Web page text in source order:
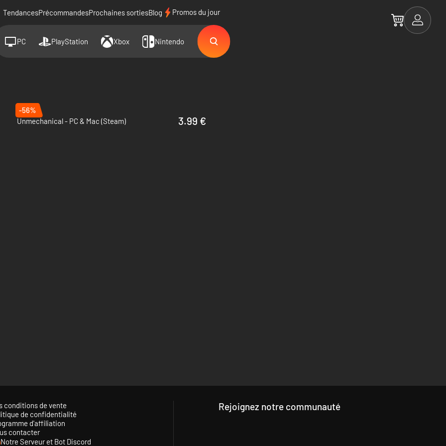
TendancesPrécommandesProchaines sortiesBlog Promos du jour
PC PlayStation Xbox Nintendo
-56%
Unmechanical - PC & Mac (Steam)
3.99 €
conditions de vente
de confidentialité
d'affiliation
contacter
Notre Serveur et Bot Discord
Rejoignez notre communauté